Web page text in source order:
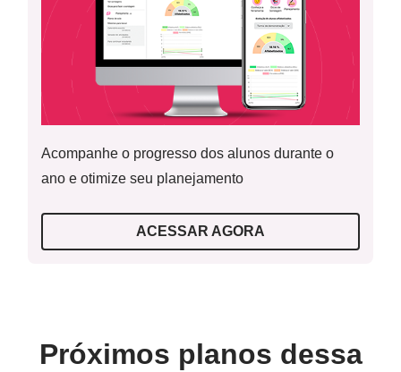
Acompanhe o progresso dos alunos durante o
ano e otimize seu planejamento
ACESSAR AGORA
Próximos planos dessa